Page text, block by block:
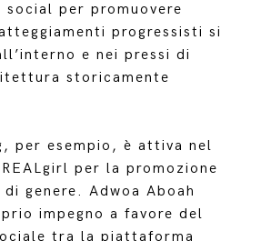
per promuovere
progressisti si
e nei pressi di
storicamente
per esempio, è attiva nel
per la promozione
genere. Adwoa Aboah
impegno a favore del
tra la piattaforma